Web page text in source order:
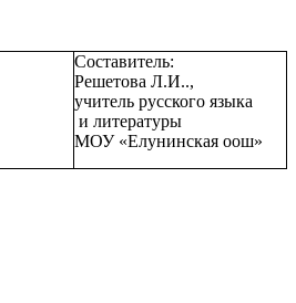
Составитель:
Решетова Л.И..,
учитель русского языка
и литературы
МОУ «Елунинская оош»